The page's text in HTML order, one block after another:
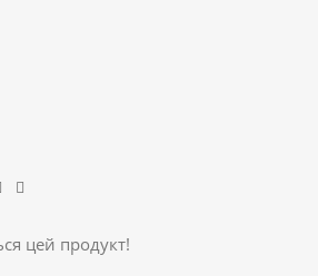
цей продукт!